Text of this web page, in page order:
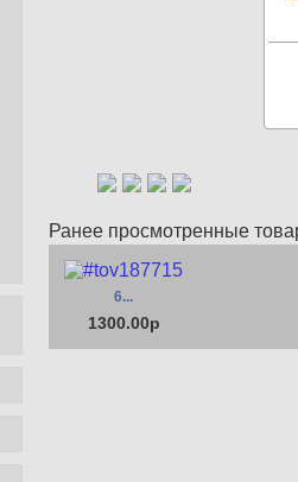
Ранее просмотренные
6...
1300.00р